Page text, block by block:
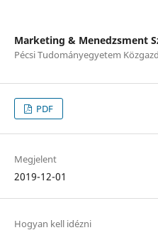
Marketing & Menedzsment
Pécsi Tudományegyetem
PDF
Megjelent
2019-12-01
Hogyan kell idézni